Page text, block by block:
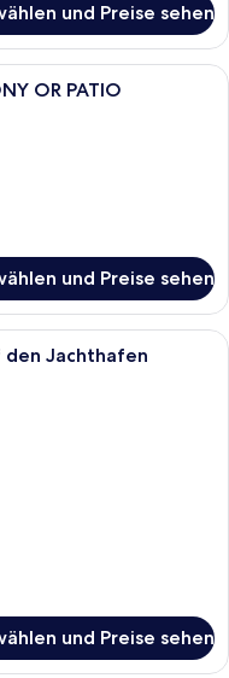
und Preise sehen
mit Bett,
OR PATIO
und Preise sehen
mit Blick auf einen
Jachthafen
und Preise sehen